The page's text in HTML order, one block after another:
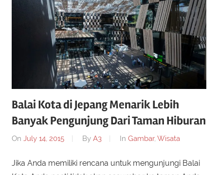
Balai Kota di Jepang Menarik Lebih
Banyak Pengunjung Dari Taman Hiburan
On July 14, 2015 By A3 In Gambar, Wisata
Jika Anda memiliki rencana untuk mengunjungi Balai